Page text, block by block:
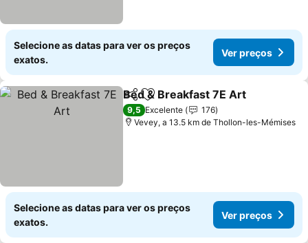
Selecione as datas para ver os preços
exatos.
Ver preços
PartilharAdicionar aos favoritos
Bed & Breakfast 7E Art
9,5 Excelente
176
Vevey, a 13.5 km de Thollon-les-Mémises
Selecione as datas para ver os preços
exatos.
Ver preços